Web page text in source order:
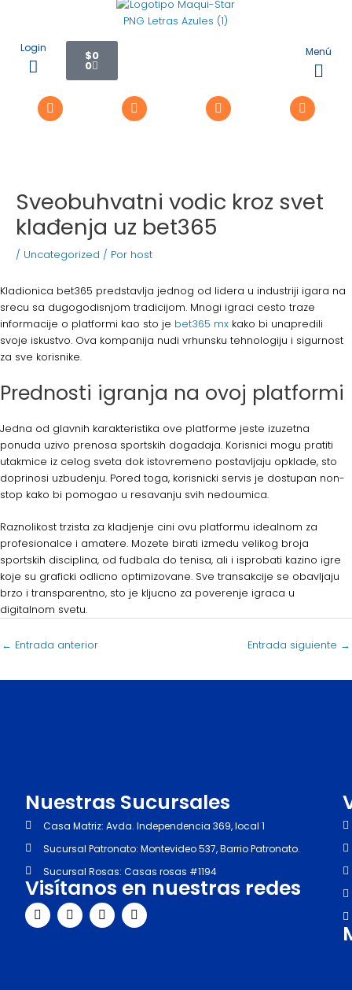
Login
$0
0
Carrito Menú
Sveobuhvatni vodic kroz svet
klađenja uz bet365
/ Uncategorized / Por host
Kladionica bet365 predstavlja jednog od lidera u industriji igara na
srecu sa dugogodisnjom tradicijom. Mnogi igraci cesto traze
informacije o platformi kao sto je bet365 mx kako bi unapredili
svoje iskustvo. Ova kompanija nudi vrhunsku tehnologiju i sigurnost
za sve korisnike.
Prednosti igranja na ovoj platformi
Jedna od glavnih karakteristika ove platforme jeste izuzetna
ponuda uzivo prenosa sportskih dogadaja. Korisnici mogu pratiti
utakmice iz celog sveta dok istovremeno postavljaju opklade, sto
doprinosi uzbudenju. Pored toga, korisnicki servis je dostupan non-
stop kako bi pomogao u resavanju svih nedoumica.
Raznolikost trzista za kladjenje cini ovu platformu idealnom za
profesionalce i amatere. Mozete birati izmedu velikog broja
sportskih disciplina, od fudbala do tenisa, ali i isprobati kazino igre
koje su graficki odlicno optimizovane. Sve transakcije se obavljaju
brzo i transparentno, sto je kljucno za poverenje igraca u
digitalnom svetu.
← Entrada anterior Entrada siguiente →
Nuestras Sucursales
Casa Matriz: Avda. Independencia 369, local 1
Sucursal Patronato: Montevideo 537, Barrio Patronato.
Sucursal Rosas: Casas rosas #1194
Visítanos en nuestras redes
I
n
s
F
a
c
Y
o
u
T
i
k